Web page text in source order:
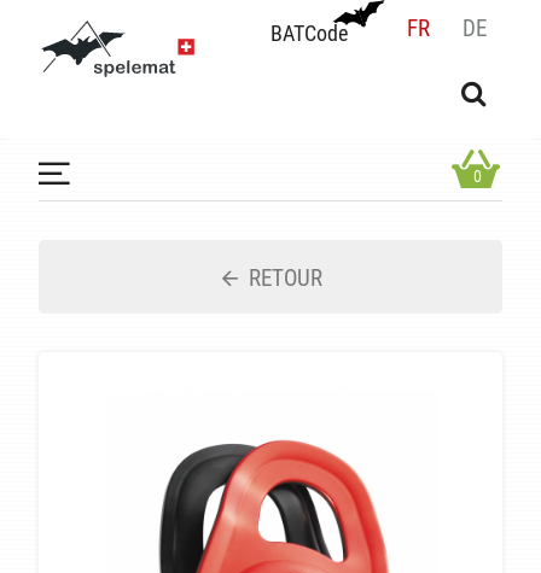
BATCode FR DE
BATCode
OK
0
RETOUR